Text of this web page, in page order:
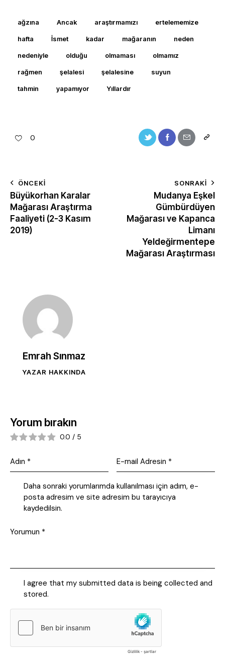
ağzına Ancak araştırmamızı ertelememize
hafta İsmet kadar mağaranın neden
nedeniyle olduğu olmaması olmamız
rağmen şelalesi şelalesine suyun
tahmin yapamıyor Yıllardır
0
ÖNCEKI
Büyükorhan Karalar
Mağarası Araştırma
Faaliyeti (2-3 Kasım
2019)
SONRAKI
Mudanya Eşkel
Gümbürdüyen
Mağarası ve Kapanca
Limanı
Yeldeğirmentepe
Mağarası Araştırması
Emrah Sınmaz
YAZAR HAKKINDA
Yorum bırakın
0.0 / 5
Daha sonraki yorumlarımda kullanılması için adım, e-
posta adresim ve site adresim bu tarayıcıya
kaydedilsin.
I agree that my submitted data is being collected and
stored.